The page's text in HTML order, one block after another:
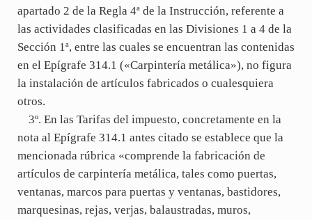
apartado 2 de la Regla 4ª de la Instrucción, referente a
las actividades clasificadas en las Divisiones 1 a 4 de la
Sección 1ª, entre las cuales se encuentran las contenidas
en el Epígrafe 314.1 («Carpintería metálica»), no figura
la instalación de artículos fabricados o cualesquiera
otros.
3º. En las Tarifas del impuesto, concretamente en la
nota al Epígrafe 314.1 antes citado se establece que la
mencionada rúbrica «comprende la fabricación de
artículos de carpintería metálica, tales como puertas,
ventanas, marcos para puertas y ventanas, bastidores,
marquesinas, rejas, verjas, balaustradas, muros,